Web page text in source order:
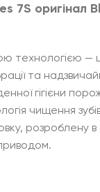
7S оригінал
технологією —
та
гігієни
чищення
розроблену в